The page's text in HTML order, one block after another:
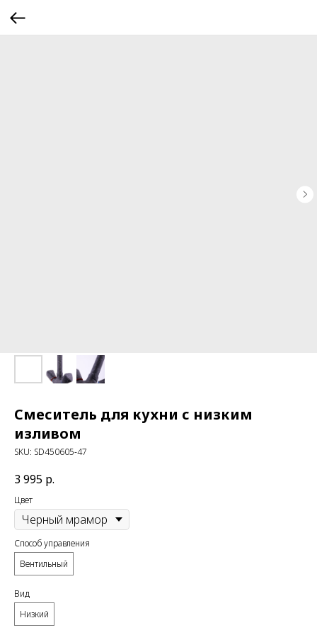
Смеситель для кухни с низким
изливом
SKU: SD450605-47
3 995 р.
Цвет
Способ управления
Вентильный
Вид
Низкий